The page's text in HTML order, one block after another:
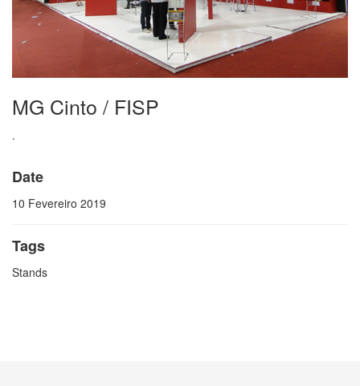
MG Cinto / FISP
.
Date
10 Fevereiro 2019
Tags
Stands